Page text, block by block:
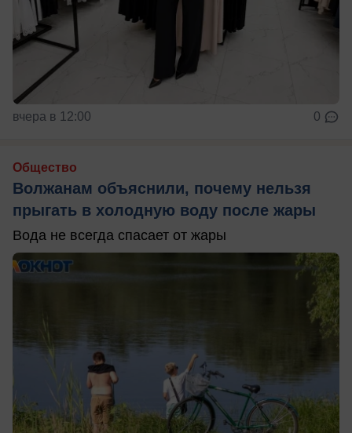
вчера в 12:00 0
Общество
Волжанам объяснили, почему нельзя
прыгать в холодную воду после жары
Вода не всегда спасает от жары